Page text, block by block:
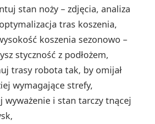
stan noży – zdjęcia, analiza
tras koszenia,
koszenia sezonowo –
styczność z podłożem,
trasy robota tak, by omijał
wymagające strefy,
wyważenie i stan tarczy tnącej